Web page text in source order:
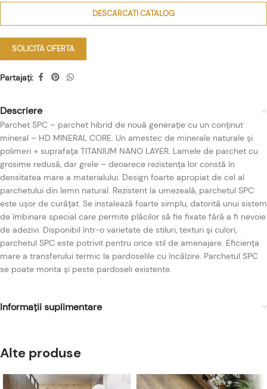
DESCARCATI CATALOG
SOLICITA OFERTA
Partajați:
Descriere
Parchet SPC – parchet hibrid de nouă generație cu un conținut
mineral – HD MINERAL CORE. Un amestec de minerale naturale și
polimeri + suprafața TITANIUM NANO LAYER. Lamele de parchet cu
grosime redusă, dar grele – deoarece rezistența lor constă în
densitatea mare a materialului. Design foarte apropiat de cel al
parchetului din lemn natural. Rezistent la umezeală, parchetul SPC
este ușor de curățat. Se instalează foarte simplu, datorită unui sistem
de îmbinare special care permite plăcilor să fie fixate fără a fi nevoie
de adezivi. Disponibil într-o varietate de stiluri, texturi și culori,
parchetul SPC este potrivit pentru orice stil de amenajare. Eficiența
mare a transferului termic la pardoselile cu încălzire. Parchetul SPC
se poate monta și peste pardoseli existente.
Informații suplimentare
Alte produse